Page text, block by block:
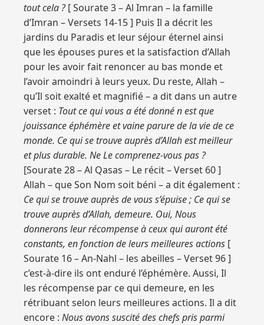
tout cela ?[ Sourate 3 – Al Imran – la famille
d’Imran – Versets 14-15 ] Puis Il a décrit les
jardins du Paradis et leur séjour éternel ainsi
que les épouses pures et la satisfaction d’Allah
pour les avoir fait renoncer au bas monde et
l’avoir amoindri à leurs yeux. Du reste, Allah –
qu’Il soit exalté et magnifié – a dit dans un autre
verset : Tout ce qui vous a été donné n est que
jouissance éphémère et vaine parure de la vie de ce
monde. Ce qui se trouve auprès d’Allah est meilleur
et plus durable. Ne Le comprenez-vous pas ?
[Sourate 28 – Al Qasas – Le récit – Verset 60 ]
Allah – que Son Nom soit béni – a dit également :
Ce qui se trouve auprès de vous s’épuise ; Ce qui se
trouve auprès d’Allah, demeure. Oui, Nous
donnerons leur récompense à ceux qui auront été
constants, en fonction de leurs meilleures actions [
Sourate 16 – An-Nahl – les abeilles – Verset 96 ]
c’est-à-dire ils ont enduré l’éphémère. Aussi, Il
les récompense par ce qui demeure, en les
rétribuant selon leurs meilleures actions. Il a dit
encore : Nous avons suscité des chefs pris parmi